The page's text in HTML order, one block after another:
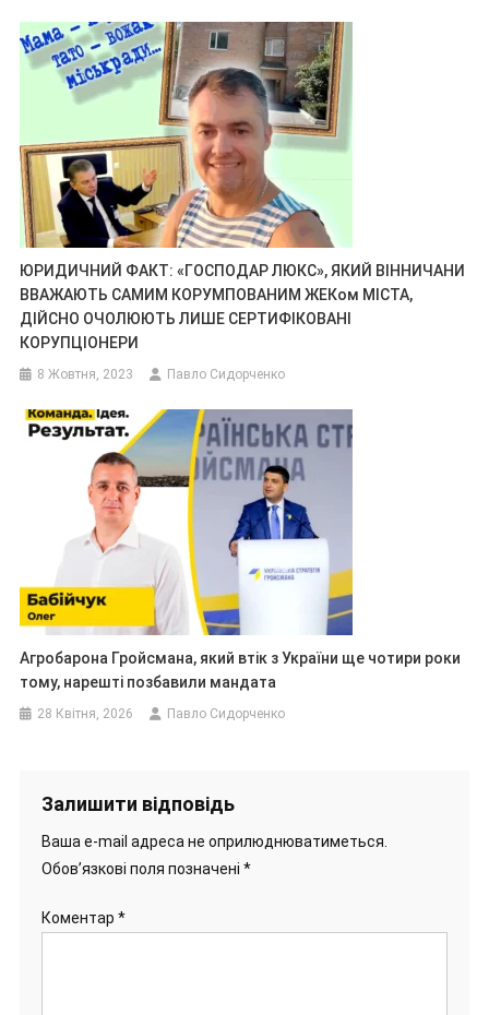
ЮРИДИЧНИЙ ФАКТ: «ГОСПОДАР ЛЮКС», ЯКИЙ ВІННИЧАНИ
ВВАЖАЮТЬ САМИМ КОРУМПОВАНИМ ЖЕКом МІСТА,
ДІЙСНО ОЧОЛЮЮТЬ ЛИШЕ СЕРТИФІКОВАНІ
КОРУПЦІОНЕРИ
8 Жовтня, 2023 Павло Сидорченко
Агробарона Гройсмана, який втік з України ще чотири роки
тому, нарешті позбавили мандата
28 Квітня, 2026 Павло Сидорченко
Залишити відповідь
Ваша e-mail адреса не оприлюднюватиметься.
Обов’язкові поля позначені *
Коментар *